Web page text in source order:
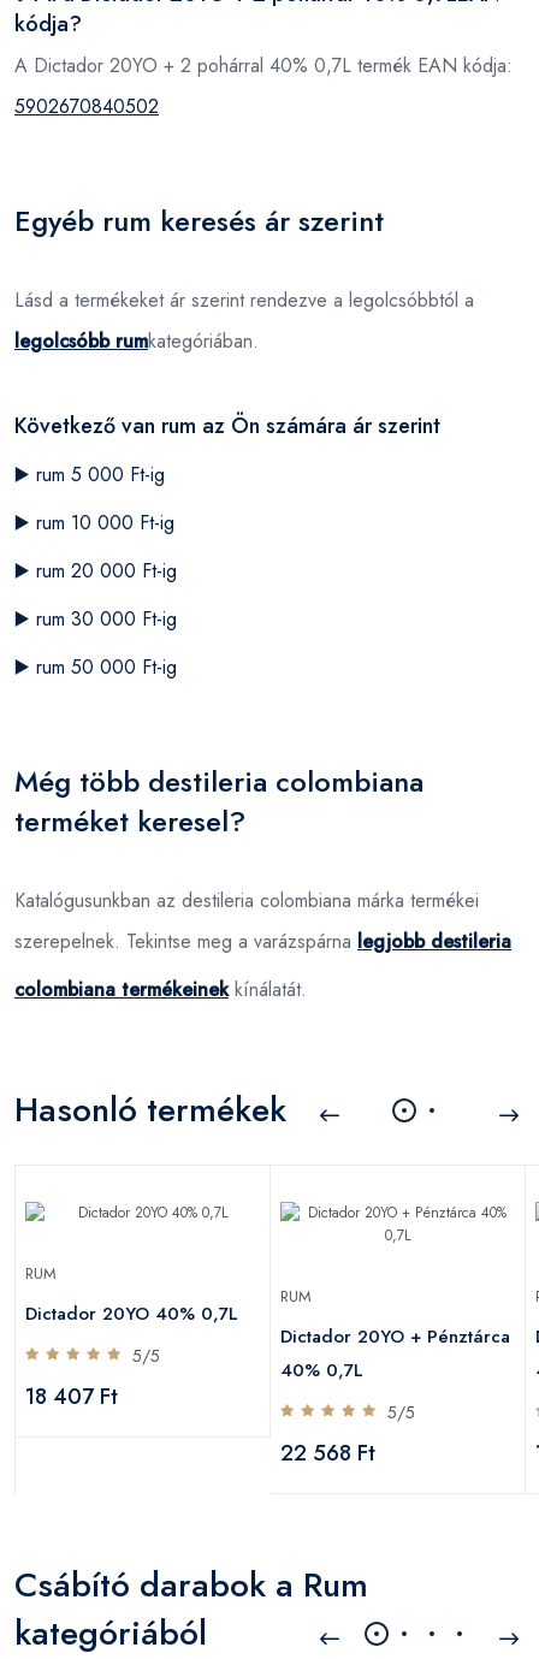
kódja?
A Dictador 20YO + 2 pohárral 40% 0,7L termék EAN kódja:
5902670840502
Egyéb rum keresés ár szerint
Lásd a termékeket ár szerint rendezve a legolcsóbbtól a
legolcsóbb rumkategóriában.
Következő van rum az Ön számára ár szerint
▶️ rum 5 000 Ft-ig
▶️ rum 10 000 Ft-ig
▶️ rum 20 000 Ft-ig
▶️ rum 30 000 Ft-ig
▶️ rum 50 000 Ft-ig
Még több destileria colombiana
terméket keresel?
Katalógusunkban az destileria colombiana márka termékei
szerepelnek. Tekintse meg a varázspárna legjobb destileria
colombiana termékeinekkínálatát.
Hasonló termékek
RUM
Dictador 20YO 40% 0,7L
5/5
18 407 Ft
RUM
Dictador 20YO + Pénztárca
40% 0,7L
5/5
22 568 Ft
Csábító darabok a Rum
kategóriából